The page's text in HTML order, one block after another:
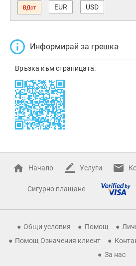
ВДст EUR USD
Информирай за грешка
Връзка към страницата:
Начало Услуги
Сигурно плащане
Общи условия Помощ
Помощ Означения клиент
За нас